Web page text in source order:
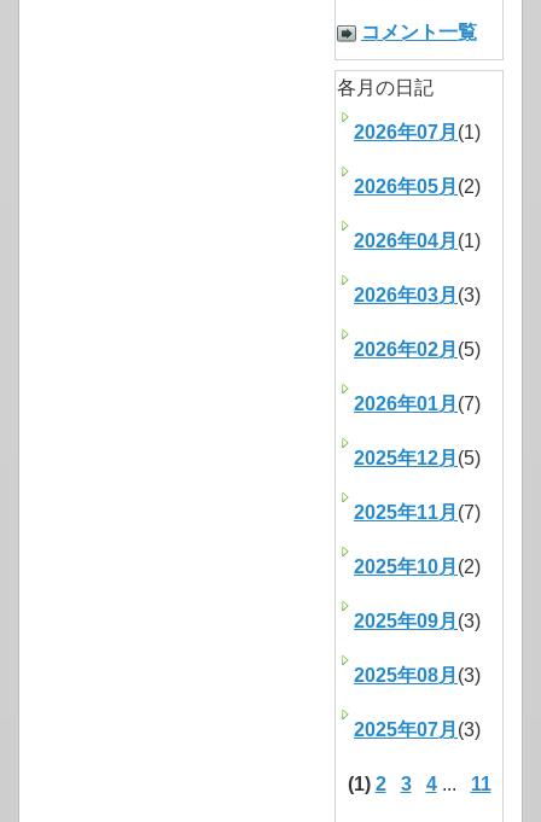
コメント一覧
各月の日記
2026年07月 (1)
2026年05月 (2)
2026年04月 (1)
2026年03月 (3)
2026年02月 (5)
2026年01月 (7)
2025年12月 (5)
2025年11月 (7)
2025年10月 (2)
2025年09月 (3)
2025年08月 (3)
2025年07月 (3)
(1) 2 3 4... 11